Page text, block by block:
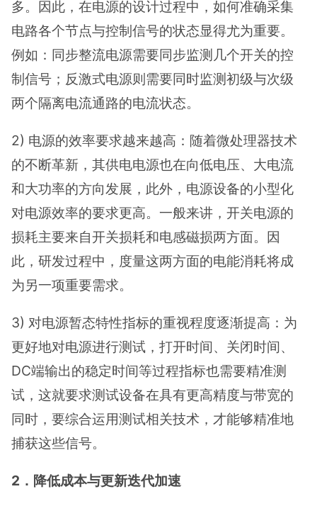
多。因此，在电源的设计过程中，如何准确采集
电路各个节点与控制信号的状态显得尤为重要。
例如：同步整流电源需要同步监测几个开关的控
制信号；反激式电源则需要同时监测初级与次级
两个隔离电流通路的电流状态。
2) 电源的效率要求越来越高：随着微处理器技术
的不断革新，其供电电源也在向低电压、大电流
和大功率的方向发展，此外，电源设备的小型化
对电源效率的要求更高。一般来讲，开关电源的
损耗主要来自开关损耗和电感磁损两方面。因
此，研发过程中，度量这两方面的电能消耗将成
为另一项重要需求。
3) 对电源暂态特性指标的重视程度逐渐提高：为
更好地对电源进行测试，打开时间、关闭时间、
DC端输出的稳定时间等过程指标也需要精准测
试，这就要求测试设备在具有更高精度与带宽的
同时，要综合运用测试相关技术，才能够精准地
捕获这些信号。
2．降低成本与更新迭代加速